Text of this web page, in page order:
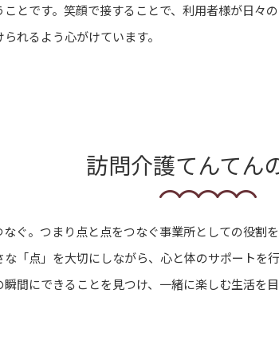
とです。笑顔で接することで、利用者様が日々の
れるよう心がけています。
訪問介護てんてん
ぐ。つまり点と点をつなぐ事業所としての役割
「点」を大切にしながら、心と体のサポートを
間にできることを見つけ、一緒に楽しむ生活を目